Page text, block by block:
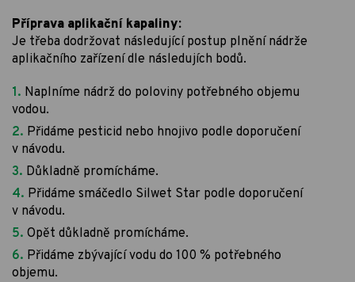
Příprava aplikační kapaliny:
Je třeba dodržovat následující postup plnění nádrže
aplikačního zařízení dle následujích bodů.
Naplníme nádrž do poloviny potřebného objemu
vodou.
Přidáme pesticid nebo hnojivo podle doporučení
v návodu.
Důkladně promícháme.
Přidáme smáčedlo Silwet Star podle doporučení
v návodu.
Opět důkladně promícháme.
Přidáme zbývající vodu do 100 % potřebného
objemu.